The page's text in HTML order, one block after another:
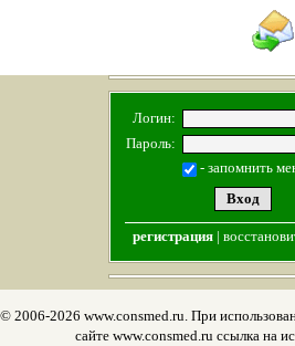
Логин:
Пароль:
- запомнить
регистрация|
© 2006-2026 www.consmed.ru. При
сайте www.consmed.ru ссылка на